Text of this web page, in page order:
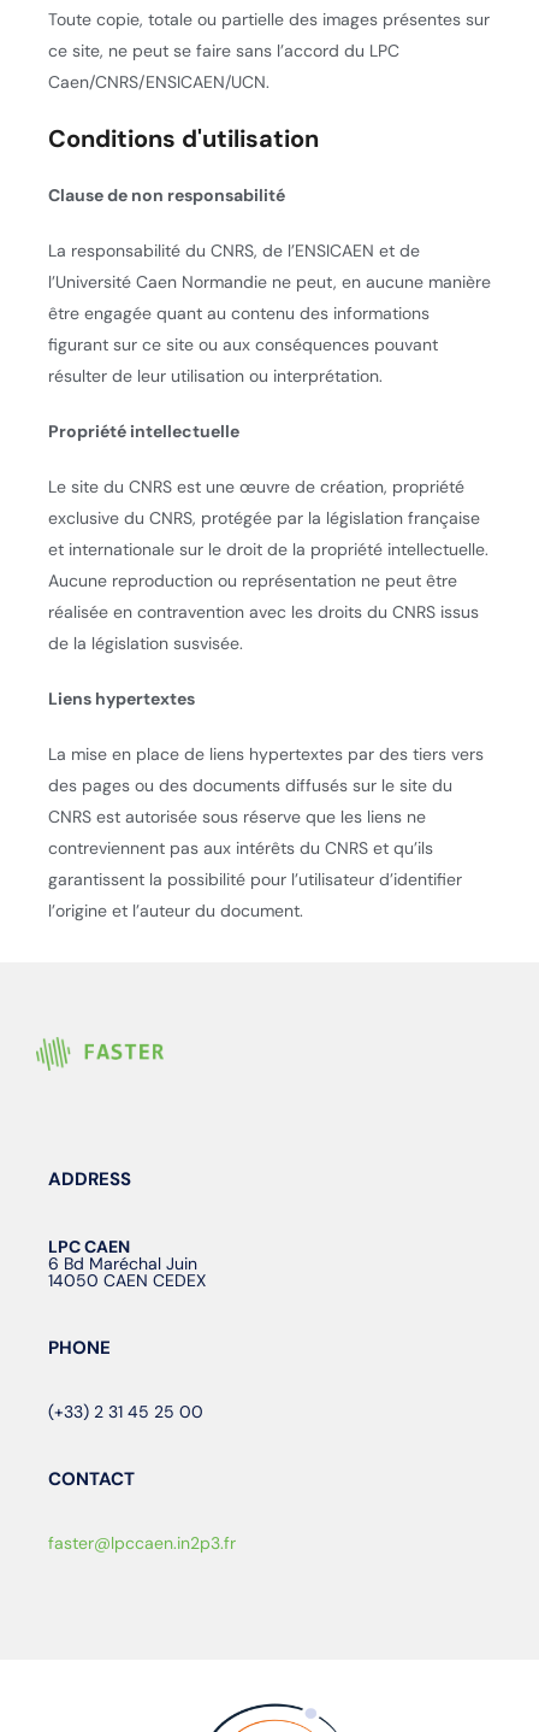
Toute copie, totale ou partielle des images présentes sur
ce site, ne peut se faire sans l’accord du LPC
Caen/CNRS/ENSICAEN/UCN.
Conditions d'utilisation
Clause de non responsabilité
La responsabilité du CNRS, de l’ENSICAEN et de
l’Université Caen Normandie ne peut, en aucune manière
être engagée quant au contenu des informations
figurant sur ce site ou aux conséquences pouvant
résulter de leur utilisation ou interprétation.
Propriété intellectuelle
Le site du CNRS est une œuvre de création, propriété
exclusive du CNRS, protégée par la législation française
et internationale sur le droit de la propriété intellectuelle.
Aucune reproduction ou représentation ne peut être
réalisée en contravention avec les droits du CNRS issus
de la législation susvisée.
Liens hypertextes
La mise en place de liens hypertextes par des tiers vers
des pages ou des documents diffusés sur le site du
CNRS est autorisée sous réserve que les liens ne
contreviennent pas aux intérêts du CNRS et qu’ils
garantissent la possibilité pour l’utilisateur d’identifier
l’origine et l’auteur du document.
ADDRESS
LPC CAEN
6 Bd Maréchal Juin
14050 CAEN CEDEX
PHONE
(+33) 2 31 45 25 00
CONTACT
faster@lpccaen.in2p3.fr